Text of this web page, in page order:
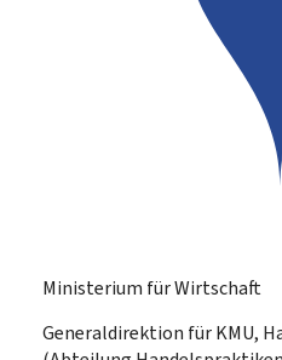
Ministerium für Wirtschaft
Generaldirektion für KMU,